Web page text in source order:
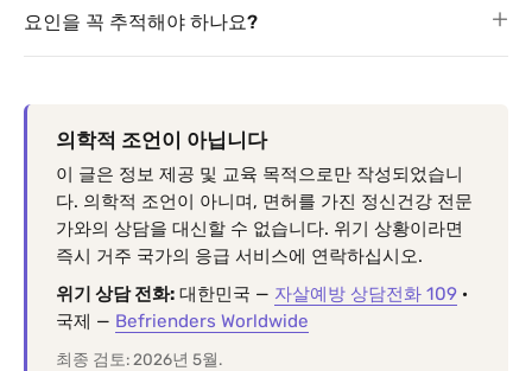
요인을 꼭 추적해야 하나요?
의학적 조언이 아닙니다
이 글은 정보 제공 및 교육 목적으로만 작성되었습니
다. 의학적 조언이 아니며, 면허를 가진 정신건강 전문
가와의 상담을 대신할 수 없습니다. 위기 상황이라면
즉시 거주 국가의 응급 서비스에 연락하십시오.
위기 상담 전화: 대한민국 — 자살예방 상담전화 109 ·
국제 — Befrienders Worldwide
최종 검토: 2026년 5월.